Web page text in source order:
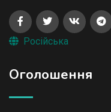
Російська
Оголошення